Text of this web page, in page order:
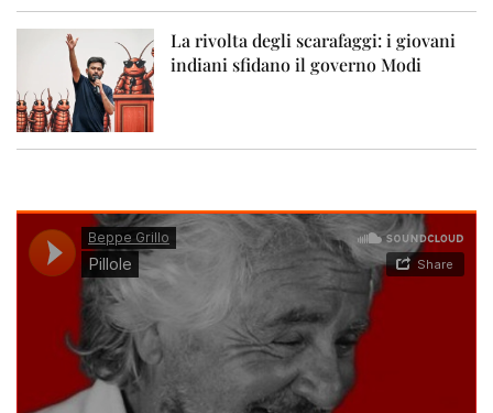
La rivolta degli scarafaggi: i giovani
indiani sfidano il governo Modi